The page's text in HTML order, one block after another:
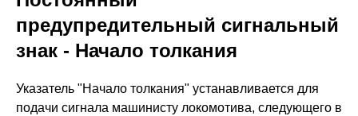
предупредительный сигнальный
знак - Начало толкания
Указатель "Начало толкания" устанавливается для
подачи сигнала машинисту локомотива, следующего в